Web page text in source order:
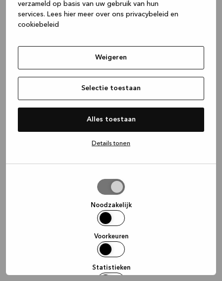
verzameld op basis van uw gebruik van hun
services. Lees hier meer over ons privacybeleid en
cookiebeleid
Weigeren
Selectie toestaan
Alles toestaan
Details tonen
Noodzakelijk
Voorkeuren
Statistieken
(see the browser console for more
information).